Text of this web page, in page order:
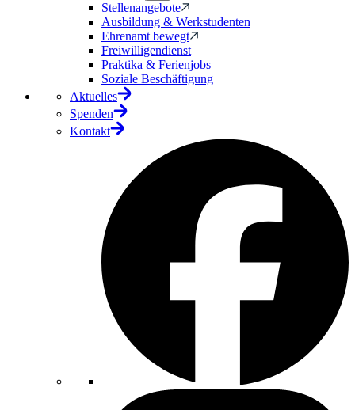
Stellenangebote
Ausbildung & Werkstudenten
Ehrenamt bewegt
Freiwilligendienst
Praktika & Ferienjobs
Soziale Beschäftigung
Aktuelles
Spenden
Kontakt